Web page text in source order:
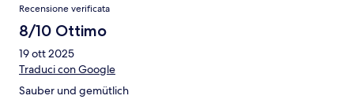
Recensione verificata
8/10 Ottimo
19 ott 2025
Traduci con Google
Sauber und gemütlich